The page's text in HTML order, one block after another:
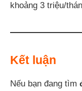
khoảng 3 triệu/
Kết luận
Nếu bạn đang tìm